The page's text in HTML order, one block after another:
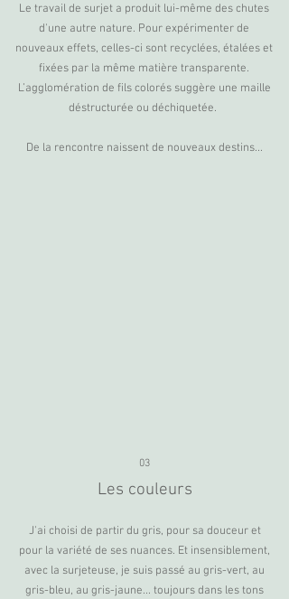
Le travail de surjet a produit lui-même des chutes
d'une autre nature. Pour expérimenter de
nouveaux effets, celles-ci sont recyclées, étalées et
fixées par la même matière transparente.
L’agglomération de fils colorés suggère une maille
déstructurée ou déchiquetée.
De la rencontre naissent de nouveaux destins...
03
Les couleurs
J'ai choisi de partir du gris, pour sa douceur et
pour la variété de ses nuances. Et insensiblement,
avec la surjeteuse, je suis passé au gris-vert, au
gris-bleu, au gris-jaune... toujours dans les tons